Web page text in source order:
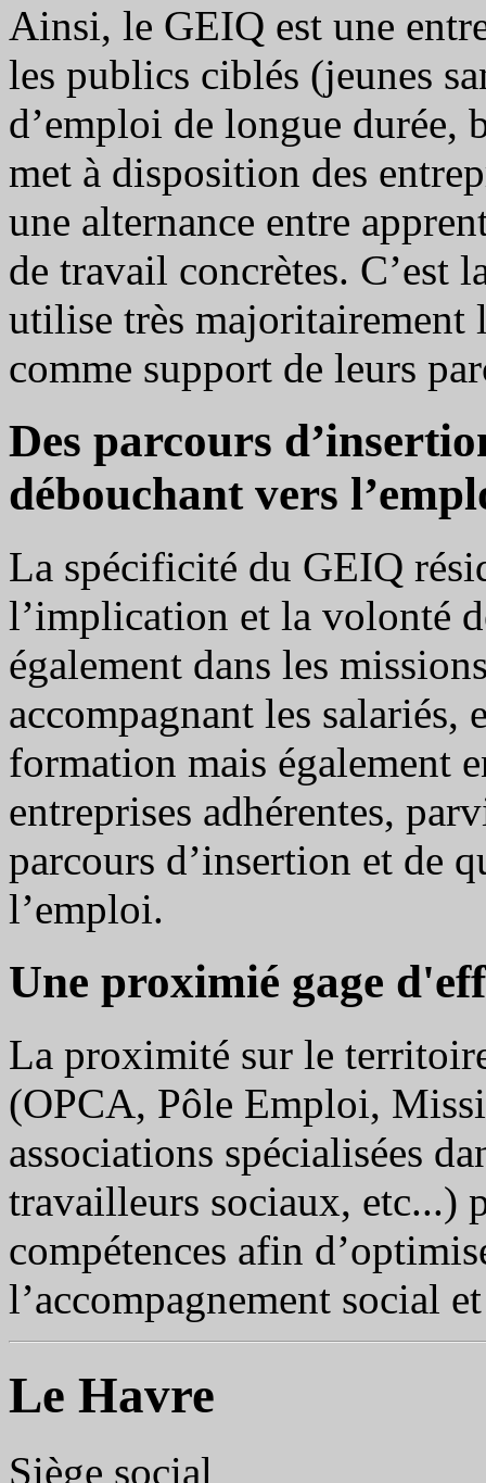
Ainsi, le GEIQ est une
les publics ciblés (jeunes
d’emploi de longue durée,
met à disposition des
une alternance entre
de travail concrètes. C’est
utilise très majoritairement
comme support de leurs
Des parcours
débouchant vers
La spécificité du GEIQ
l’implication et la volonté
également dans les
accompagnant les salariés,
formation mais également
entreprises adhérentes,
parcours d’insertion et de
l’emploi.
Une proximié gage
La proximité sur le
(OPCA, Pôle Emploi,
associations spécialisées
travailleurs sociaux, etc...)
compétences afin
l’accompagnement social
Le Havre
Siège social